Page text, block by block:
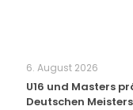
6. August 2026
U16 und Masters
Deutschen